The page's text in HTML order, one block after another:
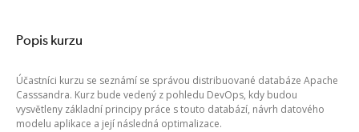
Popis kurzu
Účastníci kurzu se seznámí se správou distribuované databáze Apache
Casssandra. Kurz bude vedený z pohledu DevOps, kdy budou
vysvětleny základní principy práce s touto databází, návrh datového
modelu aplikace a její následná optimalizace.